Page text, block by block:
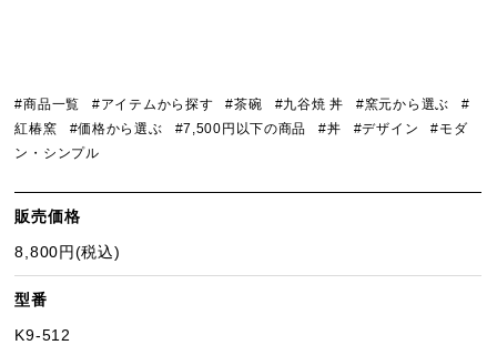
#商品一覧 #アイテムから探す #茶碗 #九谷焼 丼 #窯元から選ぶ
#
紅椿窯
#価格から選ぶ #7,500円以下の商品 #丼 #デザイン
#モダ
ン・シンプル
販売価格
8,800円(税込)
型番
K9-512